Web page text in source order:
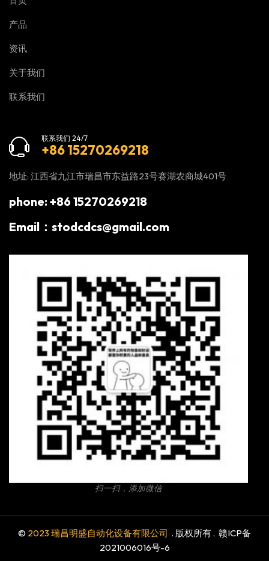
产品
资讯
关于我们
联系我们
联系我们 24/7
+86 15270269218
地址: 江西省九江市瑞昌市东益路23号赛湖农商城401号
phone: +86 15270269218
Email：stodcdcs@gmail.com
扫一扫，添加微信
© 2023 瑞昌明盛自动化设备有限公司 . 版权所有 . 赣ICP备
2021006016号-6